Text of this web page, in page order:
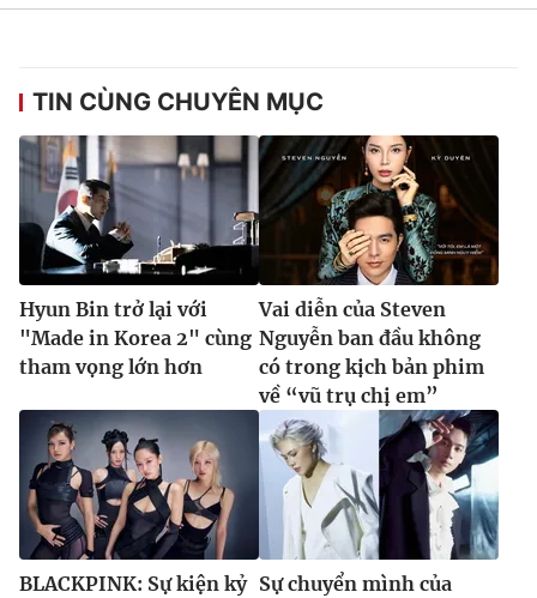
TIN CÙNG CHUYÊN MỤC
Hyun Bin trở lại với
"Made in Korea 2" cùng
tham vọng lớn hơn
Vai diễn của Steven
Nguyễn ban đầu không
có trong kịch bản phim
về “vũ trụ chị em”
BLACKPINK: Sự kiện kỷ Sự chuyển mình của